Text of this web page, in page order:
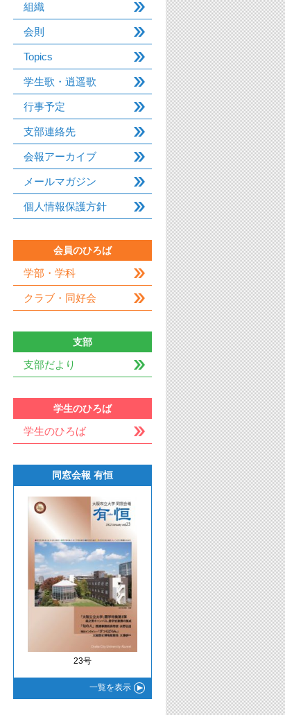
組織
会則
Topics
学生歌・逍遥歌
行事予定
支部連絡先
会報アーカイブ
メールマガジン
個人情報保護方針
会員のひろば
学部・学科
クラブ・同好会
支部
支部だより
学生のひろば
学生のひろば
同窓会報 有恒
23号
一覧を表示